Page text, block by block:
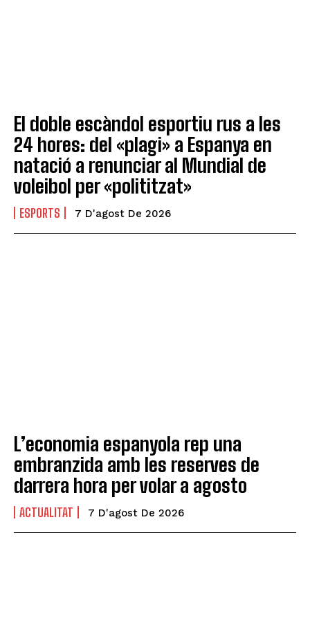
El doble escàndol esportiu rus a les
24 hores: del «plagi» a Espanya en
natació a renunciar al Mundial de
voleibol per «polititzat»
ESPORTS 7 D'agost De 2026
L’economia espanyola rep una
embranzida amb les reserves de
darrera hora per volar a agosto
ACTUALITAT 7 D'agost De 2026